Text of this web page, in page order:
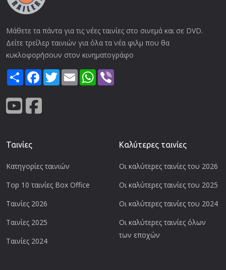
Μάθετε τα πάντα για τις νέες ταινίες στο σινεμά και σε DVD.
Δείτε τρείλερ ταινιών για όλα τα νέα φιλμ που θα
κυκλοφορήσουν στον κινηματογράφο
ShareFacebook
TwitterEmail WhatsApp
Ταινίες
Κατηγορίες ταινιών
Top 10 ταινίες Box Office
Ταινίες 2026
Ταινίες 2025
Ταινίες 2024
Καλύτερες ταινίες
Οι καλύτερες ταινίες του 2026
Οι καλύτερες ταινίες του 2025
Οι καλύτερες ταινίες του 2024
Οι καλύτερες ταινίες όλων
των εποχών